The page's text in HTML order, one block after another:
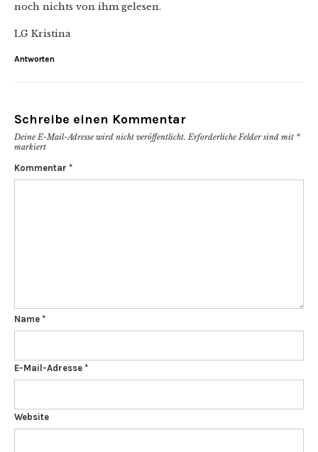
noch nichts von ihm gelesen.
LG Kristina
Antworten
Schreibe einen Kommentar
Deine E-Mail-Adresse wird nicht veröffentlicht. Erforderliche Felder sind mit *
markiert
Kommentar *
Name *
E-Mail-Adresse *
Website